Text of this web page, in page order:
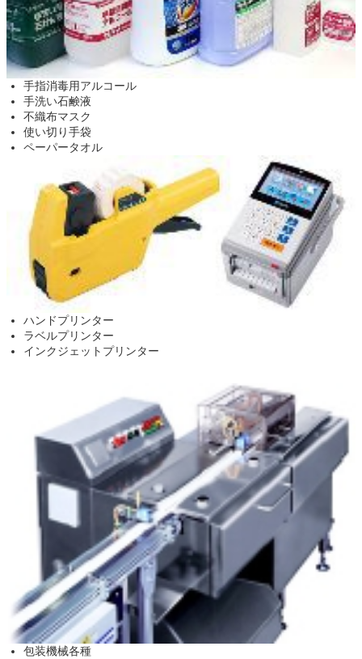
手指消毒用アルコール
手洗い石鹸液
不織布マスク
使い切り手袋
ペーパータオル
ハンドプリンター
ラベルプリンター
インクジェットプリンター
包装機械各種